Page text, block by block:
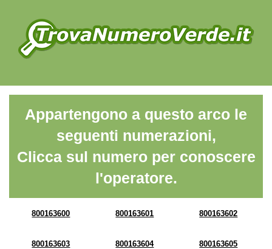
Appartengono a questo arco le
seguenti numerazioni,
Clicca sul numero per conoscere
l'operatore.
800163600 800163601 800163602
800163603 800163604 800163605